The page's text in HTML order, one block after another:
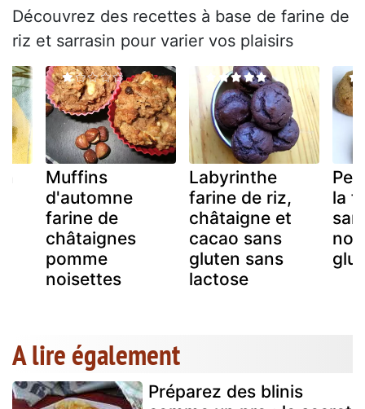
Découvrez des recettes à base de farine de
riz et sarrasin pour varier vos plaisirs
Muffins
d'automne
farine de
châtaignes
pomme
noisettes
Labyrinthe
farine de riz,
châtaigne et
cacao sans
gluten sans
lactose
la
A lire également
Préparez des blinis